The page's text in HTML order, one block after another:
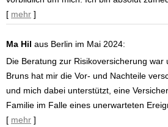
[ mehr ]
Ma Hil aus Berlin im Mai 2024:
Die Beratung zur Risikoversicherung war
Bruns hat mir die Vor- und Nachteile
und mich dabei unterstützt, eine
Familie im Falle eines unerwarteten
[ mehr ]